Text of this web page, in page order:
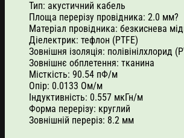
Тип: акустичний кабель
Площа перерізу провідника: 2.0 мм?
Матеріал провідника: безкиснева
Діелектрик: тефлон (PTFE)
Зовнішня ізоляція: полівінілхлорид
Зовнішнє обплетення: тканина
Місткість: 90.54 пФ/м
Опір: 0.0133 Ом/м
Індуктивність: 0.557 мкГн/м
Форма перерізу: круглий
Зовнішній переріз: 8.2 мм